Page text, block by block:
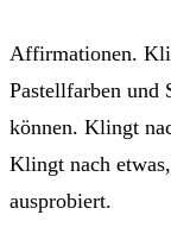
Affirmationen.
Pastellfarben und
können. Klingt
Klingt nach
ausprobiert.